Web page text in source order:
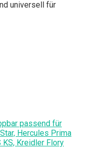
universell für
passend für
Hercules Prima
KS, Kreidler Flory